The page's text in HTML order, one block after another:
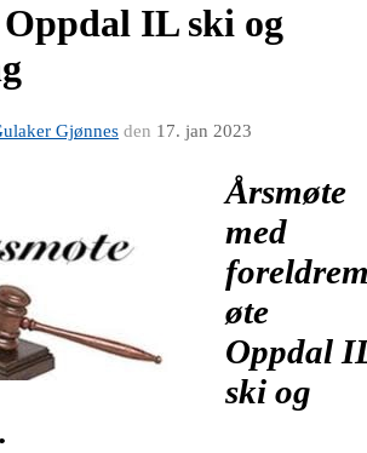
IL ski og
Gjønnes den 17. jan 2023
Årsmøte
med
øte
Oppdal
ski og